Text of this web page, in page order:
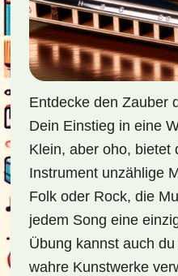
Entdecke den Zauber
Dein Einstieg in eine
Klein, aber oho, bietet
Instrument unzählige
Folk oder Rock, die
jedem Song eine
Übung kannst auch
wahre Kunstwerke